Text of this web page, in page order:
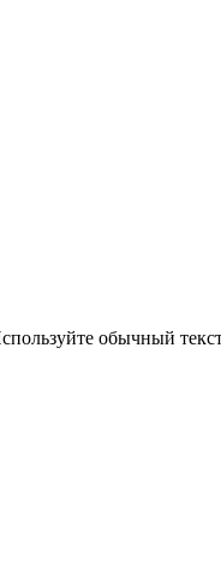
обычный